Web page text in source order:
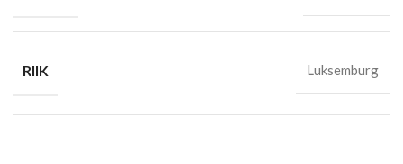
RIIK Luksemburg